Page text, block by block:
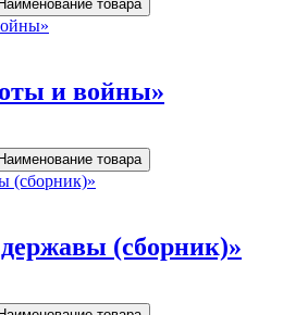
и войны»
(сборник)»